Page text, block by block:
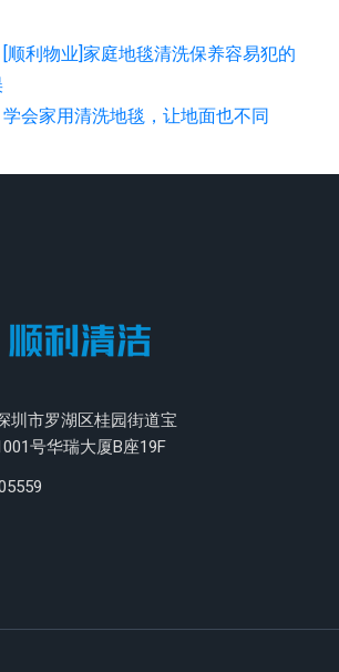
[顺利物业]家庭地毯清洗保养容易犯的
学会家用清洗地毯，让地面也不同
圳市罗湖区桂园街道宝
号华瑞大厦B座19F